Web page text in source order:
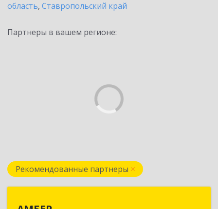
область, Ставропольский край
Партнеры в вашем регионе:
Рекомендованные партнеры